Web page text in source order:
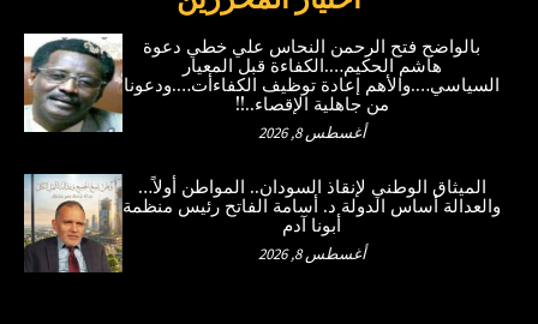
بالواضح فتح الرحمن النحاس علي خطي دعوة
هاشم الحكيم….الكفاءة قبل المعيار
السياسي….والأهم إعادة توظيف الكفاءأت….ودعونا
من جاهلية الإقصاء..!!
أغسطس 8, 2026
الميثاق الوطني لإنقاذ السودان.. المواطن أولاً…
والعدالة أساس الدولة د. أسامة الفاتح رئيس منظمة
أبونا آدم
أغسطس 8, 2026